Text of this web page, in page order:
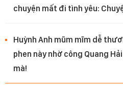
chuyện mất đi tình yêu:
Huỳnh Anh mũm mĩm dễ
phen này nhờ công Quang
mà!